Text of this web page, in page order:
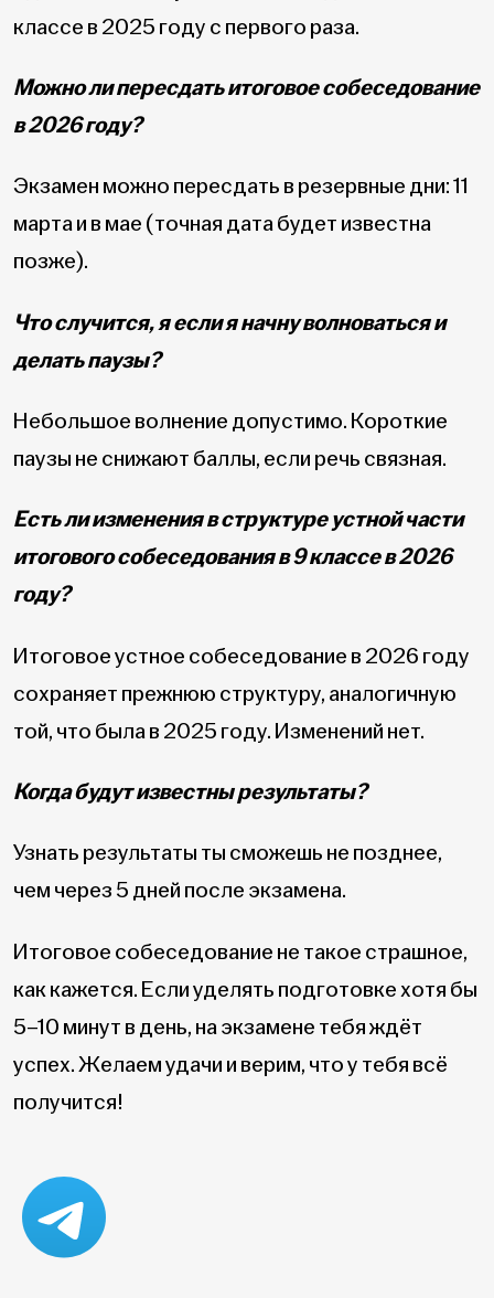
классе в 2025 году с первого раза.
Можно ли пересдать итоговое собеседование
в 2026 году?
Экзамен можно пересдать в резервные дни: 11
марта и в мае (точная дата будет известна
позже).
Что случится, я если я начну волноваться и
делать паузы?
Небольшое волнение допустимо. Короткие
паузы не снижают баллы, если речь связная.
Есть ли изменения в структуреустной части
итогового собеседования в 9 классев 2026
году?
Итоговое устное собеседование в 2026 году
сохраняет прежнюю структуру, аналогичную
той, что была в 2025 году. Изменений нет.
Когда будут известны результаты?
Узнать результаты ты сможешь не позднее,
чем через 5 дней после экзамена.
Итоговое собеседование не такое страшное,
как кажется. Если уделять подготовке хотя бы
5–10 минут в день, на экзамене тебя ждёт
успех. Желаем удачи и верим, что у тебя всё
получится!